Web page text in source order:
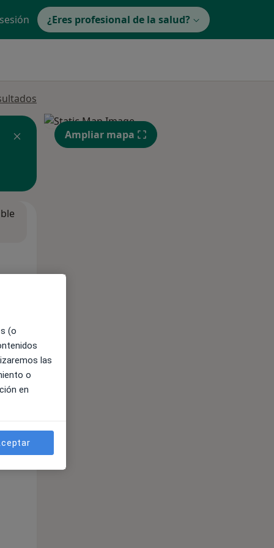
¿Eres profesional de la salud?
Ampliar mapa
(o
las
o
en